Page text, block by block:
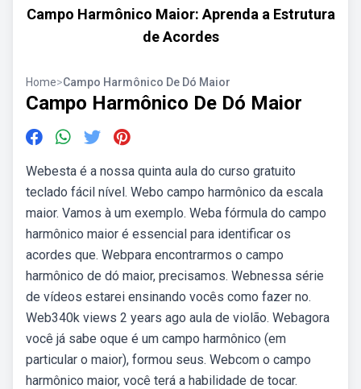
Campo Harmônico Maior: Aprenda a Estrutura
de Acordes
Home>Campo Harmônico De Dó Maior
Campo Harmônico De Dó Maior
Webesta é a nossa quinta aula do curso gratuito
teclado fácil nível. Webo campo harmônico da escala
maior. Vamos à um exemplo. Weba fórmula do campo
harmônico maior é essencial para identificar os
acordes que. Webpara encontrarmos o campo
harmônico de dó maior, precisamos. Webnessa série
de vídeos estarei ensinando vocês como fazer no.
Web340k views 2 years ago aula de violão. Webagora
você já sabe oque é um campo harmônico (em
particular o maior), formou seus. Webcom o campo
harmônico maior, você terá a habilidade de tocar.